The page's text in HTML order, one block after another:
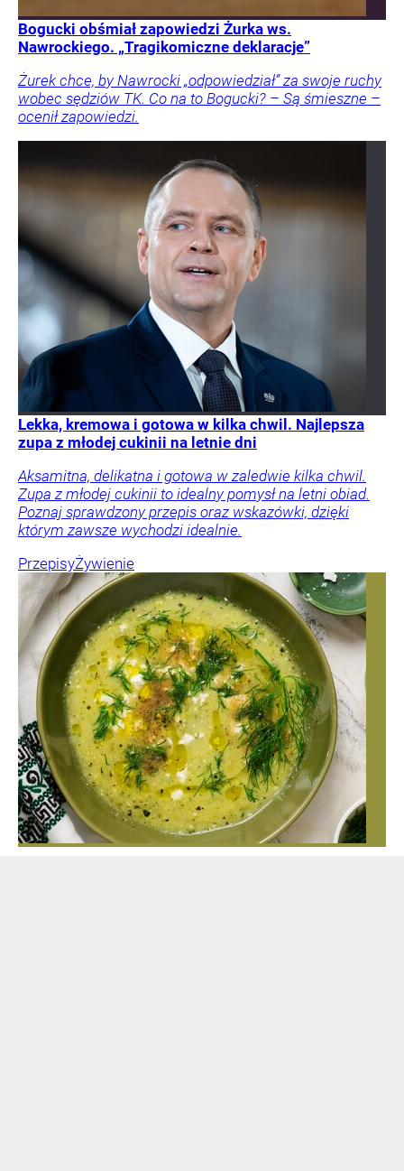
Bogucki obśmiał zapowiedzi Żurka ws.
Nawrockiego. „Tragikomiczne deklaracje”
Żurek chce, by Nawrocki „odpowiedział” za swoje ruchy
wobec sędziów TK. Co na to Bogucki? – Są śmieszne –
ocenił zapowiedzi.
Lekka, kremowa i gotowa w kilka chwil. Najlepsza
zupa z młodej cukinii na letnie dni
Aksamitna, delikatna i gotowa w zaledwie kilka chwil.
Zupa z młodej cukinii to idealny pomysł na letni obiad.
Poznaj sprawdzony przepis oraz wskazówki, dzięki
którym zawsze wychodzi idealnie.
PrzepisyŻywienie